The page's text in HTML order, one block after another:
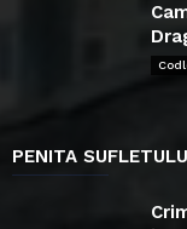
PENITA